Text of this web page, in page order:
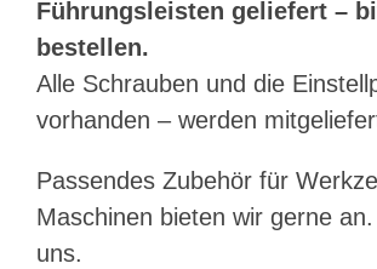
Führungsleisten geliefert –
bestellen.
Alle Schrauben und die
vorhanden – werden
Passendes Zubehör für
Maschinen bieten wir gerne
uns.